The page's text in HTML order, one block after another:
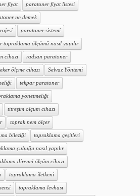
fiyat paratoner fiyat listesi
ne demek
paratoner sistemi
topraklama ölçümü nasıl yapılır
cihazı radsan paratoner
ölçme cihazı Selvaz Yöntemi
tekpar paratoner
yönetmeliği
titreşim ölçüm cihazı
toprak nem ölçer
bileziği topraklama çeşitleri
çubuğu nasıl yapılır
direnci ölçüm cihazı
topraklama iletkeni
topraklama levhası